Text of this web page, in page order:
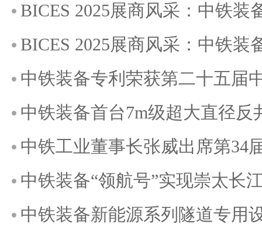
BICES 2025展商风采：中铁
BICES 2025展商风采：中铁装备
中铁装备专利荣获第二十五届
中铁装备首台7m级超大直径反
中铁工业董事长张威出席第34届德国
中铁装备“领航号”实现崇太长
中铁装备新能源系列隧道专用